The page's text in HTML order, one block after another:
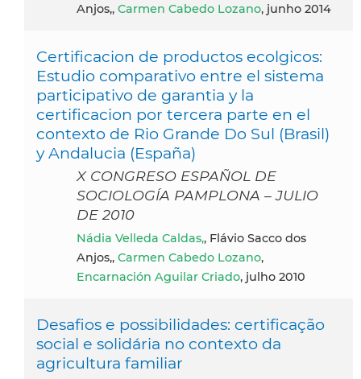
Anjos,, Carmen Cabedo Lozano, junho 2014
Certificacion de productos ecolgicos:
Estudio comparativo entre el sistema
participativo de garantia y la
certificacion por tercera parte en el
contexto de Rio Grande Do Sul (Brasil)
y Andalucia (España)
X CONGRESO ESPAÑOL DE
SOCIOLOGÍA PAMPLONA – JULIO
DE 2010
Nádia Velleda Caldas,, Flávio Sacco dos
Anjos,, Carmen Cabedo Lozano,
Encarnación Aguilar Criado, julho 2010
Desafios e possibilidades: certificação
social e solidária no contexto da
agricultura familiar